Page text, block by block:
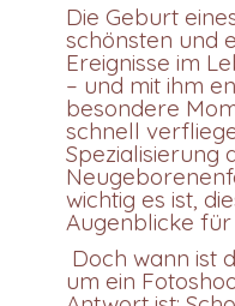
Die Geburt
schönsten und
Ereignisse im
– und mit ihm
besondere
schnell
Spezialisierung
wichtig es ist,
Augenblicke
Doch wann ist
um ein